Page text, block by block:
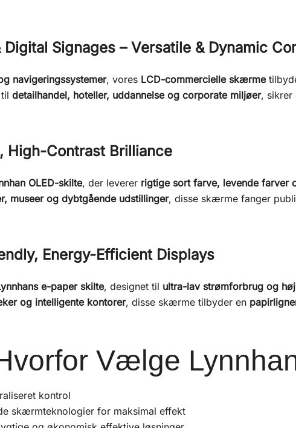
Signages – Versatile & Dynamic
navigeringssystemer, vores LCD-commercielle skærme
detailhandel, hoteller, uddannelse og corporate miljøer, sikrer
High-Contrast Brilliance
OLED-skilte, der leverer rigtige sort farve, levende farver
museer og dybtgående udstillinger, disse skærme fanger
Energy-Efficient Displays
e-paper skilte, designet til ultra-lav strømforbrug og
og intelligente kontorer, disse skærme tilbyder en
Vælge
kontrol
skærmteknologier for maksimal effekt